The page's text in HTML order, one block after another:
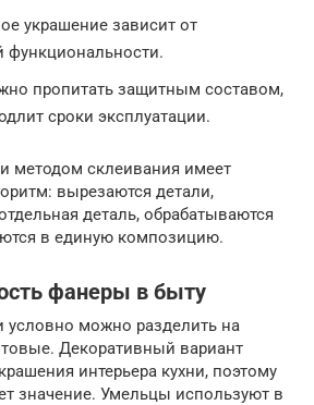
украшение зависит от
функциональности.
пропитать защитным составом,
сроки эксплуатации.
методом склеивания имеет
вырезаются детали,
деталь, обрабатываются
в единую композицию.
фанеры в быту
условно можно разделить на
Декоративный вариант
интерьера кухни, поэтому
значение. Умельцы используют в